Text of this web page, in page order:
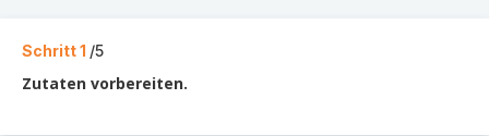
Schritt 1 /5
Zutaten vorbereiten.